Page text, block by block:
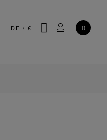
DE / € SUCHEMEIN
0